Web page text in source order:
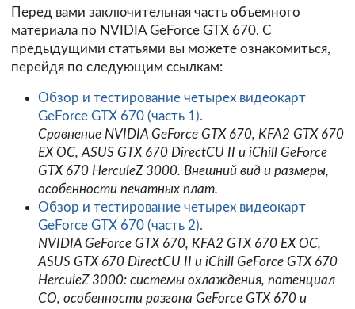
Перед вами заключительная часть объемного
материала по NVIDIA GeForce GTX 670. С
предыдущими статьями вы можете ознакомиться,
перейдя по следующим ссылкам:
Обзор и тестирование четырех видеокарт
GeForce GTX 670 (часть 1).
Сравнение NVIDIA GeForce GTX 670, KFA2 GTX 670
EX OC, ASUS GTX 670 DirectCU II и iChill GeForce
GTX 670 HerculeZ 3000. Внешний вид и размеры,
особенности печатных плат.
Обзор и тестирование четырех видеокарт
GeForce GTX 670 (часть 2).
NVIDIA GeForce GTX 670, KFA2 GTX 670 EX OC,
ASUS GTX 670 DirectCU II и iChill GeForce GTX 670
HerculeZ 3000: системы охлаждения, потенциал
СО, особенности разгона GeForce GTX 670 и